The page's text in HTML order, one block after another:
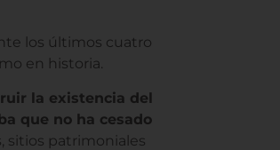
los últimos cuatro
en historia.
la existencia del
que no ha cesado
sitios patrimoniales